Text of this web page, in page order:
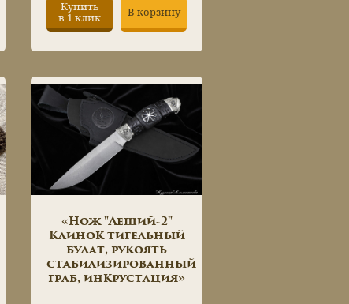
Купить
в 1 клик
В корзину
«Нож "Леший-2"
Клинок тигельный
булат, рукоять
стабилизированный
граб, инкрустация»